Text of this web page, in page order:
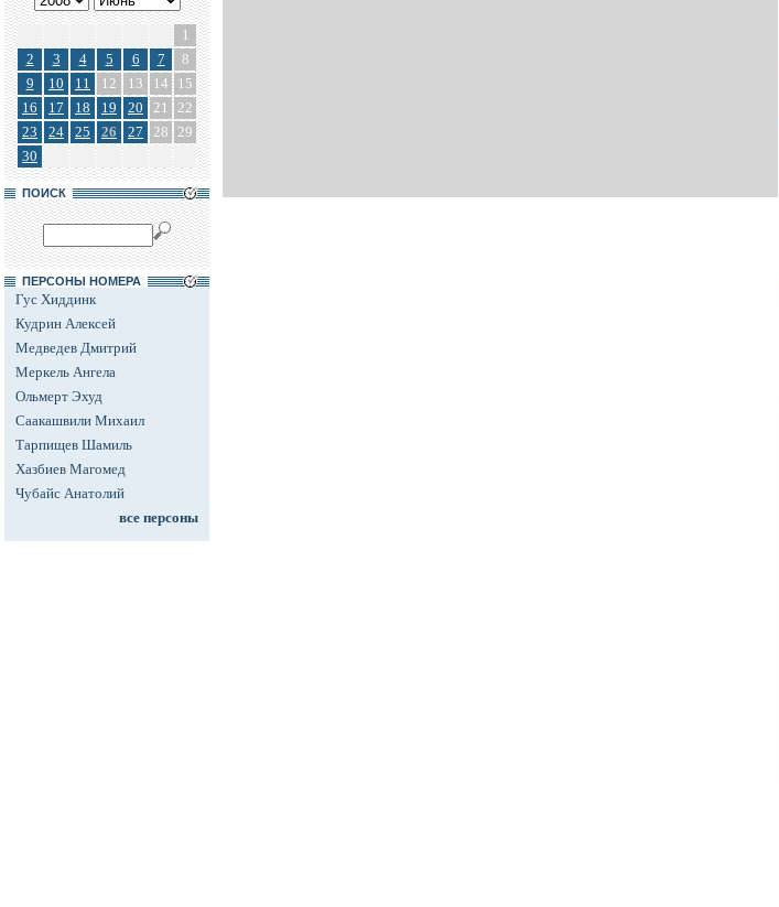
1
2
3 4 5 6 7
8
9
10 11 12 13 14
15
16
17 18 19 20 21
22
23
24 25 26 27 28 29
30
ПОИСК
ПЕРСОНЫ НОМЕРА
Гус Хиддинк
Кудрин Алексей
Медведев Дмитрий
Меркель Ангела
Ольмерт Эхуд
Саакашвили Михаил
Тарпищев Шамиль
Хазбиев Магомед
Чубайс Анатолий
все персоны